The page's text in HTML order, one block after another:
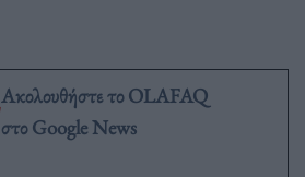
Ακολουθήστε το OLAFAQ
στο Google News